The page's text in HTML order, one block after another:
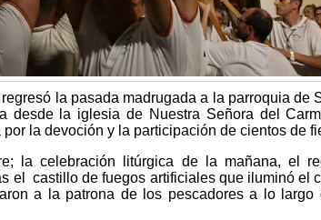
la pasada madrugada a la parroquia de
desde la iglesia de Nuestra Señora del
la devoción y la participación de cientos de
la celebración litúrgica de la mañana, el
el castillo de fuegos artificiales que iluminó el
a la patrona de los pescadores a lo largo